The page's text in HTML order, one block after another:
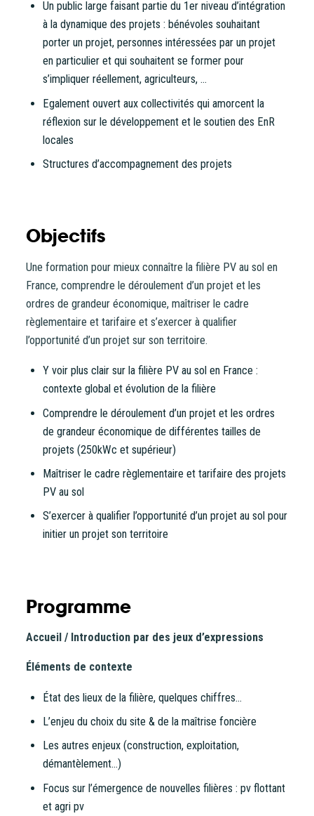
Un public large faisant partie du 1er niveau d’intégration
à la dynamique des projets : bénévoles souhaitant
porter un projet, personnes intéressées par un projet
en particulier et qui souhaitent se former pour
s’impliquer réellement, agriculteurs, …
Egalement ouvert aux collectivités qui amorcent la
réflexion sur le développement et le soutien des EnR
locales
Structures d’accompagnement des projets
Objectifs
Une formation pour mieux connaître la filière PV au sol en
France, comprendre le déroulement d’un projet et les
ordres de grandeur économique, maîtriser le cadre
règlementaire et tarifaire et s’exercer à qualifier
l’opportunité d’un projet sur son territoire.
Y voir plus clair sur la filière PV au sol en France :
contexte global et évolution de la filière
Comprendre le déroulement d’un projet et les ordres
de grandeur économique de différentes tailles de
projets (250kWc et supérieur)
Maîtriser le cadre règlementaire et tarifaire des projets
PV au sol
S’exercer à qualifier l’opportunité d’un projet au sol pour
initier un projet son territoire
Programme
Accueil / Introduction par des jeux d’expressions
Éléments de contexte
État des lieux de la filière, quelques chiffres…
L’enjeu du choix du site & de la maîtrise foncière
Les autres enjeux (construction, exploitation,
démantèlement…)
Focus sur l’émergence de nouvelles filières : pv flottant
et agri pv
Coophub est la plateforme sécurisée de souscription
développée par Énergie Partagée. Elle vous permet
d’acheter vos actions Énergie Partagée et d’accéder à
votre espace personnel d’actionnaire.
La souscription à Énergie Partagée comporte un risque de
perte totale ou partielle du capital investi. Pour bien
appréhender ces risques et le modèle d’investissement
d’Énergie Partagée, nous vous invitons à consulter le
document d’information synthétique (DIS).
NB : si vous souscrivez en tant que personne morale
(société, …), votre souscription peut être soumise à
validation par nos instances avant d’être effective.
Un problème, une question ?Consultez notre FAQou
contactez-nous
CONTINUER VERS COOPHUB